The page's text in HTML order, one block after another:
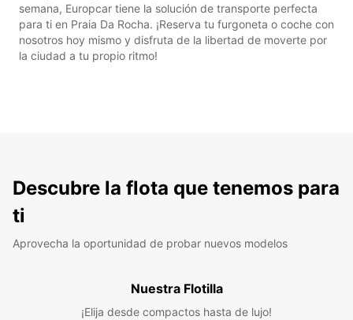
semana, Europcar tiene la solución de transporte perfecta
para ti en Praia Da Rocha. ¡Reserva tu furgoneta o coche con
nosotros hoy mismo y disfruta de la libertad de moverte por
la ciudad a tu propio ritmo!
Descubre la flota que tenemos para
ti
Aprovecha la oportunidad de probar nuevos modelos
Nuestra Flotilla
¡Elija desde compactos hasta de lujo!